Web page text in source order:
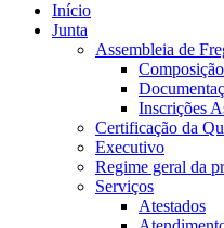
Início
Junta
Assembleia de
Composição
Inscrições
Certificação da
Executivo
Regime geral da
Serviços
Atestados